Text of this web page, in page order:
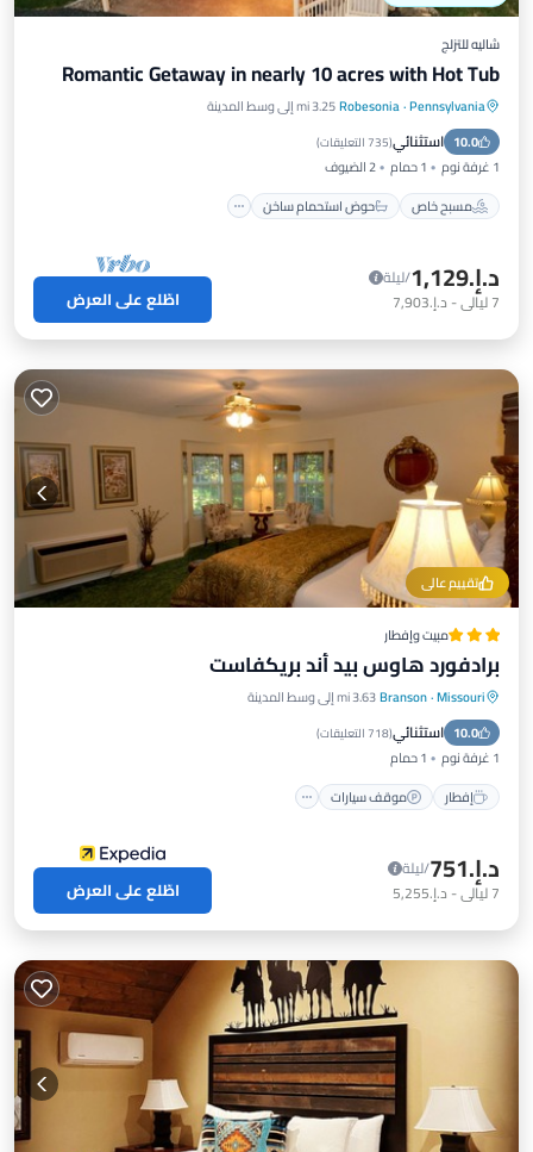
شاليه للتزلج
Romantic Getaway in nearly 10 acres with Hot Tub
Pennsylvania
·
Robesonia3.25 mi إلى وسط المدينة
10.0 استثنائي(735 التعليقات )
1 غرفة نوم 1 حمام
2 الضيوف
مسبح خاص
حوض استحمام ساخن
مسبح خاص
حوض استحمام ساخن
موقف سيارات
د.إ.‏1,129
/ليلة
7ليالي- د.إ.‏7,903 اطّلع على العرض
تقييم عالي
مبيت وإفطار
برادفورد هاوس بيد أند بريكفاست
Missouri
·
Branson3.63 mi إلى وسط المدينة
10.0 استثنائي(718 التعليقات )
1 غرفة نوم
1 حمام
إفطار
موقف سيارات
إفطار موقف سيارات
شرفة / تراس
د.إ.‏751
/ليلة
7ليالي- د.إ.‏5,255 اطّلع على العرض